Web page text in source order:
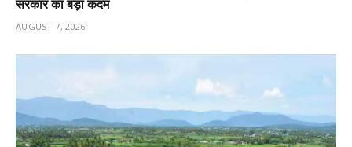
सरकार का बड़ा कदम
AUGUST 7, 2026